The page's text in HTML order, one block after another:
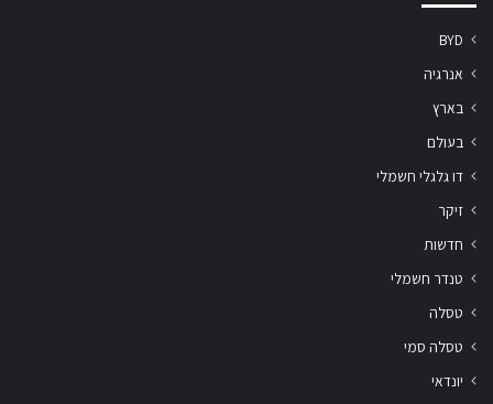
BYD
אנרגיה
בארץ
בעולם
דו גלגלי חשמלי
זיקר
חדשות
טנדר חשמלי
טסלה
טסלה סמי
יונדאי